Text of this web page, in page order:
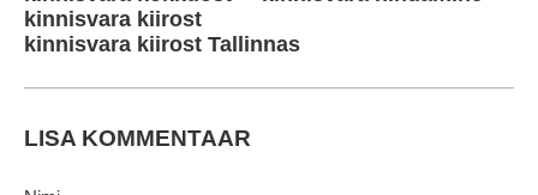
kinnisvara kiirost
kinnisvara kiirost Tallinnas
LISA KOMMENTAAR